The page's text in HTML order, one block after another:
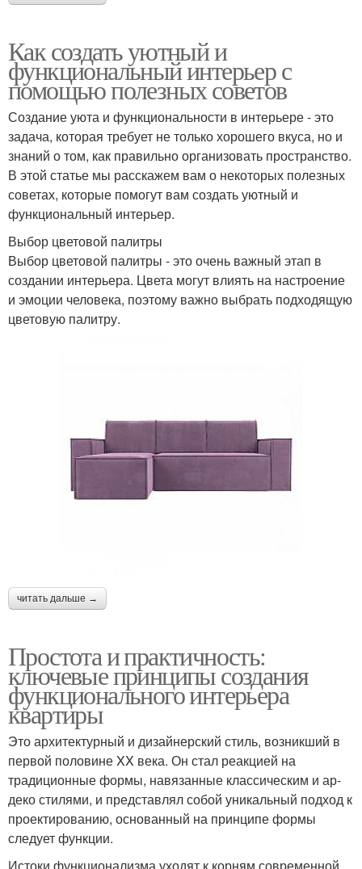
Как создать уютный и
функциональный интерьер с
помощью полезных советов
Создание уюта и функциональности в интерьере - это
задача, которая требует не только хорошего вкуса, но и
знаний о том, как правильно организовать пространство.
В этой статье мы расскажем вам о некоторых полезных
советах, которые помогут вам создать уютный и
функциональный интерьер.
Выбор цветовой палитры
Выбор цветовой палитры - это очень важный этап в
создании интерьера. Цвета могут влиять на настроение
и эмоции человека, поэтому важно выбрать подходящую
цветовую палитру.
читать дальше →
Простота и практичность:
ключевые принципы создания
функционального интерьера
квартиры
Это архитектурный и дизайнерский стиль, возникший в
первой половине XX века. Он стал реакцией на
традиционные формы, навязанные классическим и ар-
деко стилями, и представлял собой уникальный подход к
проектированию, основанный на принципе формы
следует функции.